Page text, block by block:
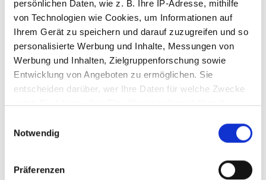
persönlichen Daten, wie z. B. Ihre IP-Adresse, mithilfe
von Technologien wie Cookies, um Informationen auf
Ihrem Gerät zu speichern und darauf zuzugreifen und so
personalisierte Werbung und Inhalte, Messungen von
Werbung und Inhalten, Zielgruppenforschung sowie
Entwicklung von Angeboten zu ermöglichen. Sie
entscheiden darüber, wer Ihre Daten für welche Zwecke
nutzt. Sie können Ihre Einwilligung jederzeit über die
Trigger Symbol ändern oder widerrufen
Informationen über Ihre geografische Lage
Notwendig
Präferenzen
BULLSEYE TEKTA
7705472
BULLSEYE TEKTA